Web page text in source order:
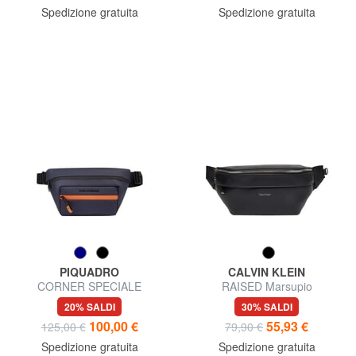
Spedizione gratuita Spedizione gratuita
PIQUADRO
CORNER SPECIALE
GOMMATO Marsupio
impermeabile
20% SALDI
125,00 € 100,00 €
Spedizione gratuita
CALVIN KLEIN
RAISED Marsupio
30% SALDI
79,90 € 55,93 €
Spedizione gratuita